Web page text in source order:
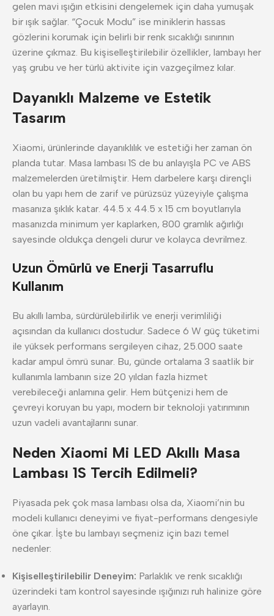
gelen mavi ışığın etkisini dengelemek için daha yumuşak
bir ışık sağlar. “Çocuk Modu” ise miniklerin hassas
gözlerini korumak için belirli bir renk sıcaklığı sınırının
üzerine çıkmaz. Bu kişiselleştirilebilir özellikler, lambayı her
yaş grubu ve her türlü aktivite için vazgeçilmez kılar.
Dayanıklı Malzeme ve Estetik
Tasarım
Xiaomi, ürünlerinde dayanıklılık ve estetiği her zaman ön
planda tutar. Masa lambası 1S de bu anlayışla PC ve ABS
malzemelerden üretilmiştir. Hem darbelere karşı dirençli
olan bu yapı hem de zarif ve pürüzsüz yüzeyiyle çalışma
masanıza şıklık katar. 44.5 x 44.5 x 15 cm boyutlarıyla
masanızda minimum yer kaplarken, 800 gramlık ağırlığı
sayesinde oldukça dengeli durur ve kolayca devrilmez.
Uzun Ömürlü ve Enerji Tasarruflu
Kullanım
Bu akıllı lamba, sürdürülebilirlik ve enerji verimliliği
açısından da kullanıcı dostudur. Sadece 6 W güç tüketimi
ile yüksek performans sergileyen cihaz, 25.000 saate
kadar ampul ömrü sunar. Bu, günde ortalama 3 saatlik bir
kullanımla lambanın size 20 yıldan fazla hizmet
verebileceği anlamına gelir. Hem bütçenizi hem de
çevreyi koruyan bu yapı, modern bir teknoloji yatırımının
uzun vadeli avantajlarını sunar.
Neden Xiaomi Mi LED Akıllı Masa
Lambası 1S Tercih Edilmeli?
Piyasada pek çok masa lambası olsa da, Xiaomi’nin bu
modeli kullanıcı deneyimi ve fiyat-performans dengesiyle
öne çıkar. İşte bu lambayı seçmeniz için bazı temel
nedenler:
Kişiselleştirilebilir Deneyim: Parlaklık ve renk sıcaklığı
üzerindeki tam kontrol sayesinde ışığınızı ruh halinize göre
ayarlayın.